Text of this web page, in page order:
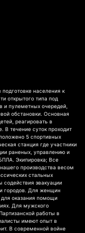
населения к
открытого типа под
и пулеметных очередей,
обстановки. Основная
реагировать в
В течение суток проходит
5 спортивных
станция где участники
раненых, управлению и
Экипировка; Все
производства весом
стальных
содействия эвакуации
городов. Для женщин
оказания помощи
Для мужского
работы в
имеют опыт в
В современной войне